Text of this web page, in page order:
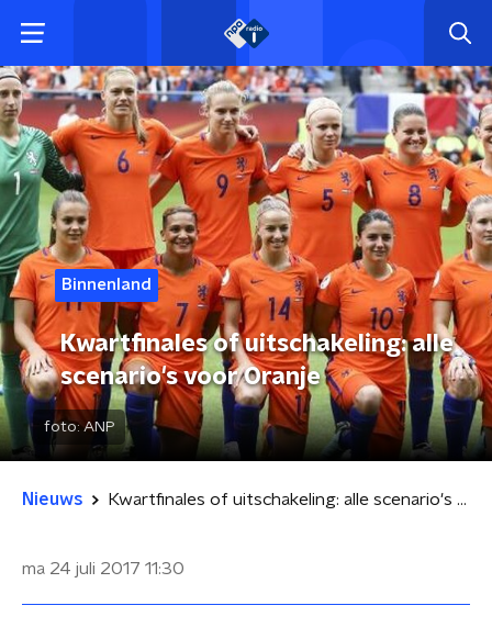
Binnenland
Kwartfinales of uitschakeling: alle
scenario's voor Oranje
foto:ANP
Nieuws Kwartfinales of uitschakeling: alle scenario's voor Oranje
ma 24 juli 2017 11:30